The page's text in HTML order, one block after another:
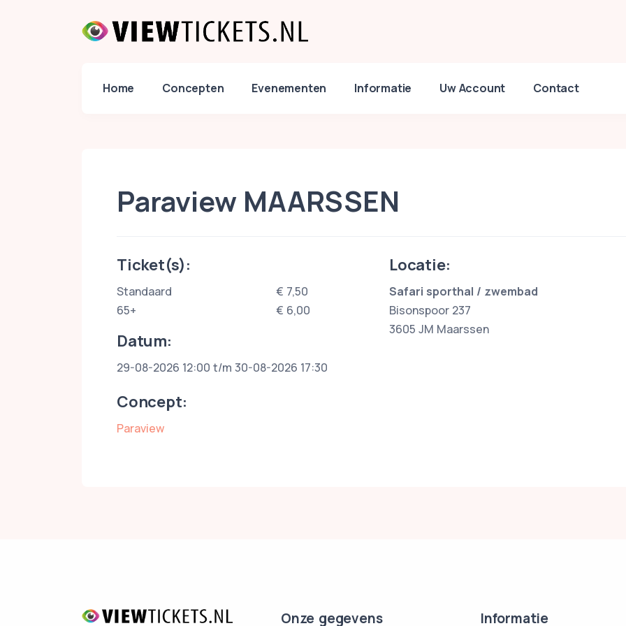
Home Concepten Evenementen Informatie Uw Account Contact
Paraview MAARSSEN
Ticket(s):
Standaard
€ 7,50
65+
€ 6,00
Datum:
29-08-2026 12:00 t/m 30-08-2026 17:30
Concept:
Paraview
Locatie:
Safari sporthal / zwembad
Bisonspoor 237
3605 JM Maarssen
Onze gegevens Informatie